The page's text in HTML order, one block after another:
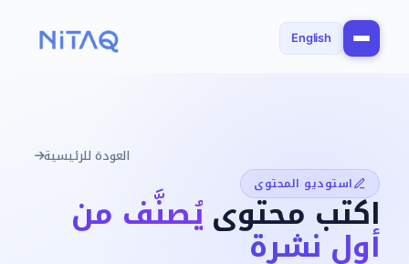
English
العودة للرئيسية
استوديو المحتوى
اكتب محتوىيُصنَّف من
أول نشرة